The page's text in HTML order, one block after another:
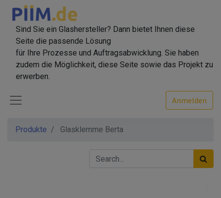
Sind Sie ein Glashersteller? Dann bietet Ihnen diese
Seite die passende Lösung
für Ihre Prozesse und Auftragsabwicklung. Sie haben
zudem die Möglichkeit, diese Seite sowie das Projekt zu
erwerben.
Anmelden
Produkte Glasklemme Berta